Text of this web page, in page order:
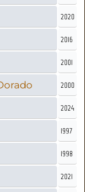
2020
2016
2001
2000
2024
1997
1998
2021